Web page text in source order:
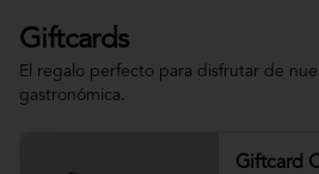
Giftcards
El regalo perfecto para disfrutar de
gastronómica.
Giftcard